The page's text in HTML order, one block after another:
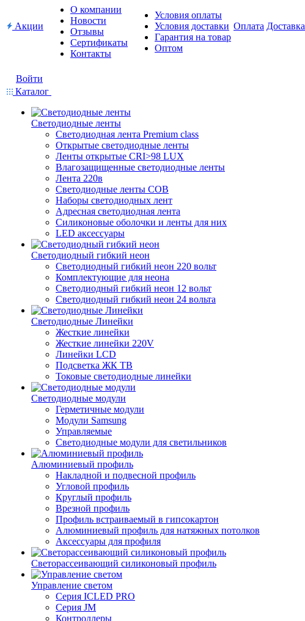
Акции
О компании
Новости
Отзывы
Сертификаты
Контакты
Условия оплаты
Условия доставки
Гарантия на товар
Оптом
Оплата Доставка
Войти
Каталог
Светодиодные ленты
Светодиодная лента Premium class
Открытые светодиодные ленты
Ленты открытые CRI>98 LUX
Влагозащищенные светодиодные ленты
Лента 220в
Светодиодные ленты COB
Наборы светодиодных лент
Адресная светодиодная лента
Силиконовые оболочки и ленты для них
LED аксессуары
Светодиодный гибкий неон
Светодиодный гибкий неон 220 вольт
Комплектующие для неона
Светодиодный гибкий неон 12 вольт
Светодиодный гибкий неон 24 вольта
Светодиодные Линейки
Жесткие линейки
Жесткие линейки 220V
Линейки LCD
Подсветка ЖК ТВ
Токовые светодиодные линейки
Светодиодные модули
Герметичные модули
Модули Samsung
Управляемые
Светодиодные модули для светильников
Алюминиевый профиль
Накладной и подвесной профиль
Угловой профиль
Круглый профиль
Врезной профиль
Профиль встраиваемый в гипсокартон
Алюминиевый профиль для натяжных потолков
Аксессуары для профиля
Светорассеивающий силиконовый профиль
Управление светом
Серия ICLED PRO
Серия JM
Контроллеры